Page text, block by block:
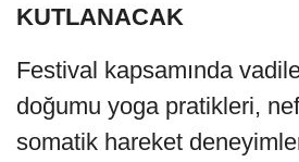
KUTLANACAK
Festival kapsamında
doğumu yoga pratikleri,
somatik hareket